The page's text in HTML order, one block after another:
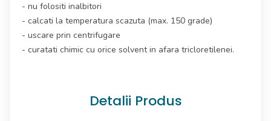
- nu folositi inalbitori
- calcati la temperatura scazuta (max. 150 grade)
- uscare prin centrifugare
- curatati chimic cu orice solvent in afara tricloretilenei.
Detalii Produs